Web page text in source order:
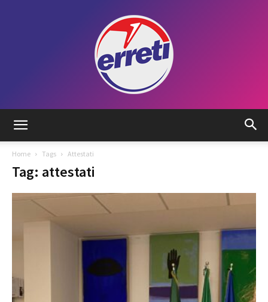
Home Tags Attestati
Tag: attestati